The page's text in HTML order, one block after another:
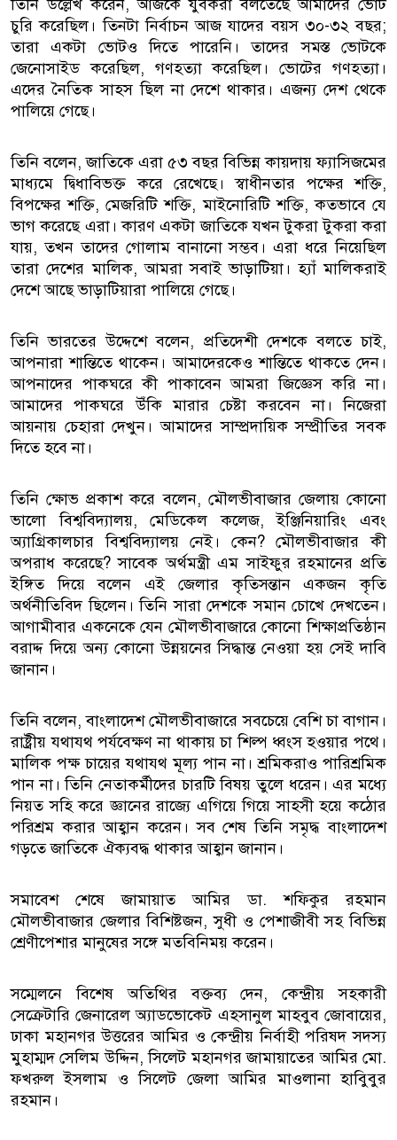
তিনি উল্লেখ করেন, আজকে যুবকরা বলতেছে আমাদের ভোট
চুরি করেছিল। তিনটা নির্বাচন আজ যাদের বয়স ৩০-৩২ বছর;
তারা একটা ভোটও দিতে পারেনি। তাদের সমস্ত ভোটকে
জেনোসাইড করেছিল, গণহত্যা করেছিল। ভোটের গণহত্যা।
এদের নৈতিক সাহস ছিল না দেশে থাকার। এজন্য দেশ থেকে
পালিয়ে গেছে।
তিনি বলেন, জাতিকে এরা ৫৩ বছর বিভিন্ন কায়দায় ফ্যাসিজমের
মাধ্যমে দ্বিধাবিভক্ত করে রেখেছে। স্বাধীনতার পক্ষের শক্তি,
বিপক্ষের শক্তি, মেজরিটি শক্তি, মাইনোরিটি শক্তি, কতভাবে যে
ভাগ করেছে এরা। কারণ একটা জাতিকে যখন টুকরা টুকরা করা
যায়, তখন তাদের গোলাম বানানো সম্ভব। এরা ধরে নিয়েছিল
তারা দেশের মালিক, আমরা সবাই ভাড়াটিয়া। হ্যাঁ মালিকরাই
দেশে আছে ভাড়াটিয়ারা পালিয়ে গেছে।
তিনি ভারতের উদ্দেশে বলেন, প্রতিদেশী দেশকে বলতে চাই,
আপনারা শান্তিতে থাকেন। আমাদেরকেও শান্তিতে থাকতে দেন।
আপনাদের পাকঘরে কী পাকাবেন আমরা জিজ্ঞেস করি না।
আমাদের পাকঘরে উঁকি মারার চেষ্টা করবেন না। নিজেরা
আয়নায় চেহারা দেখুন। আমাদের সাম্প্রদায়িক সম্প্রীতির সবক
দিতে হবে না।
তিনি ক্ষোভ প্রকাশ করে বলেন, মৌলভীবাজার জেলায় কোনো
ভালো বিশ্ববিদ্যালয়, মেডিকেল কলেজ, ইঞ্জিনিয়ারিং এবং
অ্যাগ্রিকালচার বিশ্ববিদ্যালয় নেই। কেন? মৌলভীবাজার কী
অপরাধ করেছে? সাবেক অর্থমন্ত্রী এম সাইফুর রহমানের প্রতি
ইঙ্গিত দিয়ে বলেন এই জেলার কৃতিসন্তান একজন কৃতি
অর্থনীতিবিদ ছিলেন। তিনি সারা দেশকে সমান চোখে দেখতেন।
আগামীবার একনেকে যেন মৌলভীবাজারে কোনো শিক্ষাপ্রতিষ্ঠান
বরাদ্দ দিয়ে অন্য কোনো উন্নয়নের সিদ্ধান্ত নেওয়া হয় সেই দাবি
জানান।
তিনি বলেন, বাংলাদেশ মৌলভীবাজারে সবচেয়ে বেশি চা বাগান।
রাষ্ট্রীয় যথাযথ পর্যবেক্ষণ না থাকায় চা শিল্প ধ্বংস হওয়ার পথে।
মালিক পক্ষ চায়ের যথাযথ মূল্য পান না। শ্রমিকরাও পারিশ্রমিক
পান না। তিনি নেতাকর্মীদের চারটি বিষয় তুলে ধরেন। এর মধ্যে
নিয়ত সহি করে জ্ঞানের রাজ্যে এগিয়ে গিয়ে সাহসী হয়ে কঠোর
পরিশ্রম করার আহ্বান করেন। সব শেষ তিনি সমৃদ্ধ বাংলাদেশ
গড়তে জাতিকে ঐক্যবদ্ধ থাকার আহ্বান জানান।
সমাবেশ শেষে জামায়াত আমির ডা. শফিকুর রহমান
মৌলভীবাজার জেলার বিশিষ্টজন, সুধী ও পেশাজীবী সহ বিভিন্ন
শ্রেণীপেশার মানুষের সঙ্গে মতবিনিময় করেন।
সম্মেলনে বিশেষ অতিথির বক্তব্য দেন, কেন্দ্রীয় সহকারী
সেক্রেটারি জেনারেল অ্যাডভোকেট এহসানুল মাহবুব জোবায়ের,
ঢাকা মহানগর উত্তরের আমির ও কেন্দ্রীয় নির্বাহী পরিষদ সদস্য
মুহাম্মদ সেলিম উদ্দিন, সিলেট মহানগর জামায়াতের আমির মো.
ফখরুল ইসলাম ও সিলেট জেলা আমির মাওলানা হাবিুবুর
রহমান।